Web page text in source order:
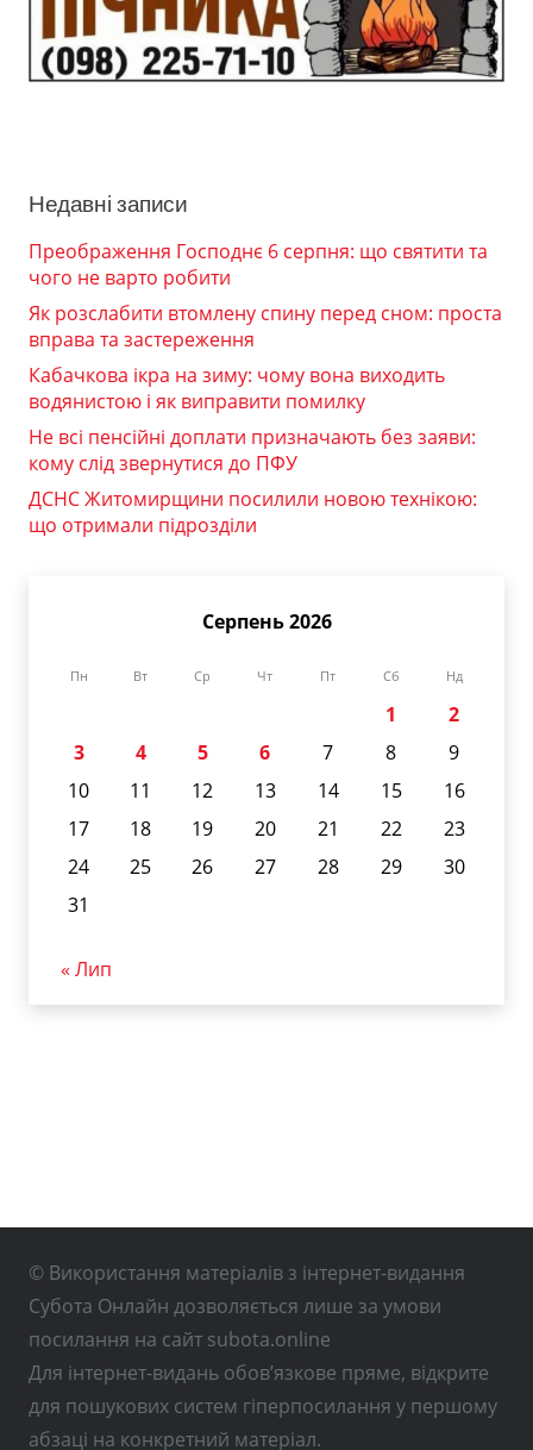
Недавні записи
Преображення Господнє 6 серпня: що святити та
чого не варто робити
Як розслабити втомлену спину перед сном: проста
вправа та застереження
Кабачкова ікра на зиму: чому вона виходить
водянистою і як виправити помилку
Не всі пенсійні доплати призначають без заяви:
кому слід звернутися до ПФУ
ДСНС Житомирщини посилили новою технікою:
що отримали підрозділи
Серпень 2026
Пн Вт Ср Чт Пт Сб Нд
1
2
3
4 5 6 7 8
9
10
11 12 13 14 15
16
17
18 19 20 21 22
23
24
25 26 27 28 29
30
31
« Лип
© Використання матеріалів з інтернет-видання
Субота Онлайн дозволяється лише за умови
посилання на сайт subota.online
Для інтернет-видань обов’язкове пряме, відкрите
для пошукових систем гіперпосилання у першому
абзаці на конкретний матеріал.